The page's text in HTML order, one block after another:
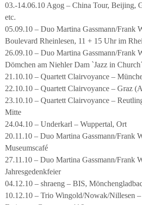
03.-14.06.10 Agog – China Tour, Beijing,
etc.
05.09.10 – Duo Martina Gassmann/Frank
Boulevard Rheinlesen, 11 + 15 Uhr im
26.09.10 – Duo Martina Gassmann/Frank
Dömchen am Niehler Dam `Jazz in
21.10.10 – Quartett Clairvoyance –
22.10.10 – Quartett Clairvoyance – Graz
23.10.10 – Quartett Clairvoyance –
Mitte
24.04.10 – Underkarl – Wuppertal, Ort
20.11.10 – Duo Martina Gassmann/Frank
Museumscafé
27.11.10 – Duo Martina Gassmann/Frank
Jahresgedenkfeier
04.12.10 – shraeng – BIS,
10.12.10 – Trio Wingold/Nowak/Nillesen